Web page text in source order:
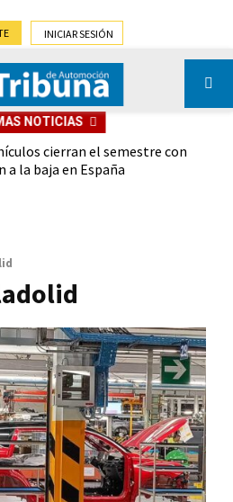
INICIAR SESIÓN
NOTICIAS
cierran el semestre con
a la baja en España